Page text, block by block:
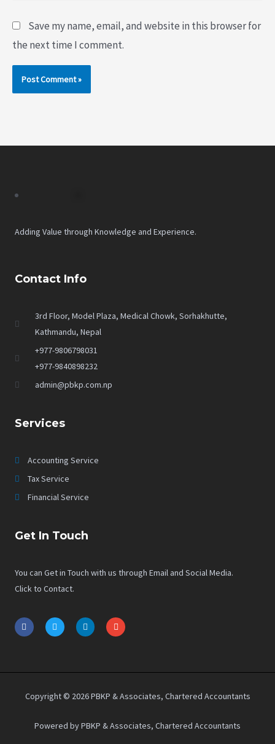
Save my name, email, and website in this browser for
the next time I comment.
Adding Value through Knowledge and Experience.
Contact Info
3rd Floor, Model Plaza, Medical Chowk, Sorhakhutte,
Kathmandu, Nepal
+977-9806798031
+977-9840898232
admin@pbkp.com.np
Services
Accounting Service
Tax Service
Financial Service
Get In Touch
You can Get in Touch with us through Email and Social Media.
Click to Contact.
F
a
c
o
f
T
w
i
r
L
i
n
i
i
E
n
v
p
Copyright © 2026 PBKP & Associates, Chartered Accountants
Powered by PBKP & Associates, Chartered Accountants